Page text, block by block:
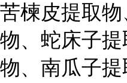
苦楝皮提取
物、蛇床子
物、南瓜子